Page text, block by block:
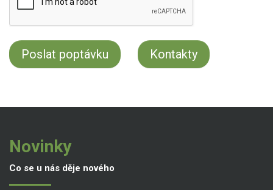
Kontakty
Novinky
Co se u nás děje nového